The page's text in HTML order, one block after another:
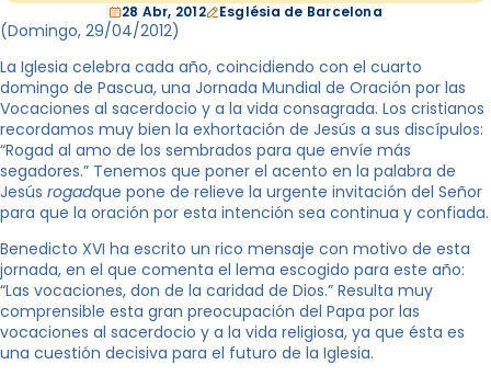
28 Abr, 2012 Església de Barcelona
(Domingo, 29/04/2012)
La Iglesia celebra cada año, coincidiendo con el cuarto
domingo de Pascua, una Jornada Mundial de Oración por las
Vocaciones al sacerdocio y a la vida consagrada. Los cristianos
recordamos muy bien la exhortación de Jesús a sus discípulos:
“Rogad al amo de los sembrados para que envíe más
segadores.” Tenemos que poner el acento en la palabra de
Jesús rogadque pone de relieve la urgente invitación del Señor
para que la oración por esta intención sea continua y confiada.
Benedicto XVI ha escrito un rico mensaje con motivo de esta
jornada, en el que comenta el lema escogido para este año:
“Las vocaciones, don de la caridad de Dios.” Resulta muy
comprensible esta gran preocupación del Papa por las
vocaciones al sacerdocio y a la vida religiosa, ya que ésta es
una cuestión decisiva para el futuro de la Iglesia.